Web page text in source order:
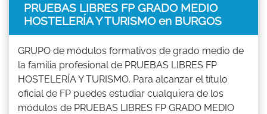
PRUEBAS LIBRES FP GRADO MEDIO
HOSTELERÍA Y TURISMO en BURGOS
GRUPO de módulos formativos de grado medio de
la familia profesional de PRUEBAS LIBRES FP
HOSTELERÍA Y TURISMO. Para alcanzar el título
oficial de FP puedes estudiar cualquiera de los
módulos de PRUEBAS LIBRES FP GRADO MEDIO